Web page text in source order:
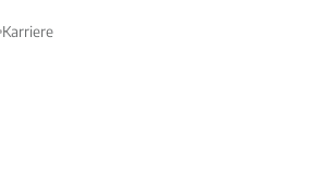
Karriere